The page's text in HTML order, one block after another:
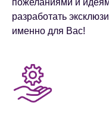
пожеланиями и
разработать
именно для Вас!